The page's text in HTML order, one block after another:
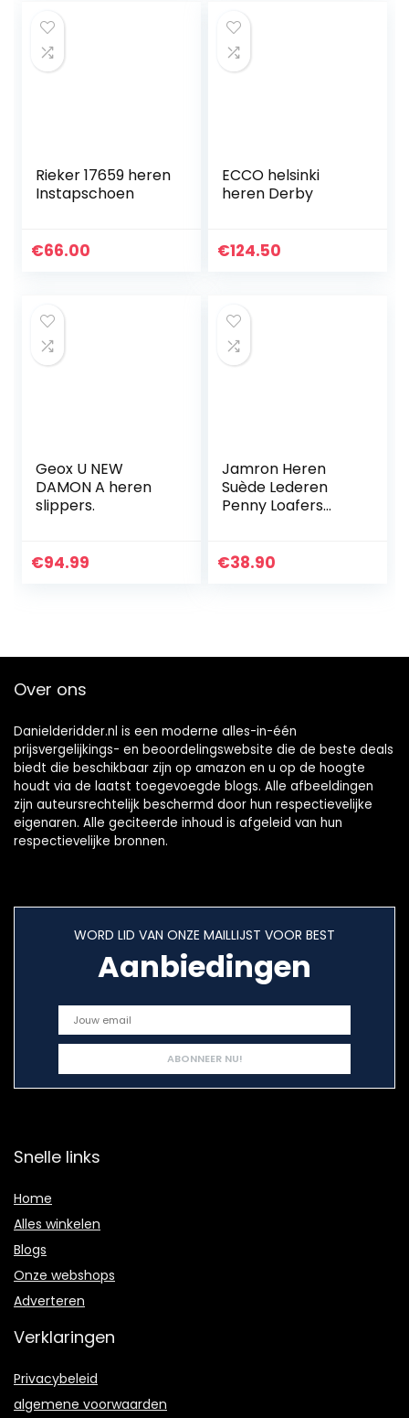
Rieker 17659 heren
Instapschoen
€66.00
ECCO helsinki
heren Derby
€124.50
Geox U NEW
DAMON A heren
slippers.
€94.99
Jamron Heren
Suède Lederen
Penny Loafers
Mocassin Slippers
€38.90
Over ons
Danielderidder.nl is een moderne alles-in-één
prijsvergelijkings- en beoordelingswebsite die de beste deals
biedt die beschikbaar zijn op amazon en u op de hoogte
houdt via de laatst toegevoegde blogs. Alle afbeeldingen
zijn auteursrechtelijk beschermd door hun respectievelijke
eigenaren. Alle geciteerde inhoud is afgeleid van hun
respectievelijke bronnen.
WORD LID VAN ONZE MAILLIJST VOOR BEST
Aanbiedingen
Snelle links
Home
Alles winkelen
Blogs
Onze webshops
Adverteren
Verklaringen
Privacybeleid
algemene voorwaarden